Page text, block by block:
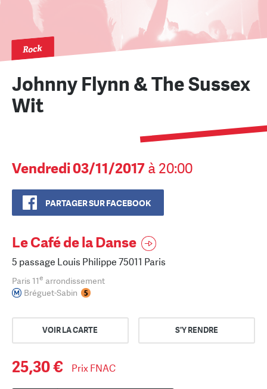
Rock
Johnny Flynn & The Sussex
Wit
Vendredi 03/11/2017 à 20:00
PARTAGER SUR FACEBOOK
Le Café de la Danse
5 passage Louis Philippe 75011 Paris
Paris 11e arrondissement
Bréguet-Sabin
VOIR LA CARTE S'Y RENDRE
25,30 € Prix FNAC